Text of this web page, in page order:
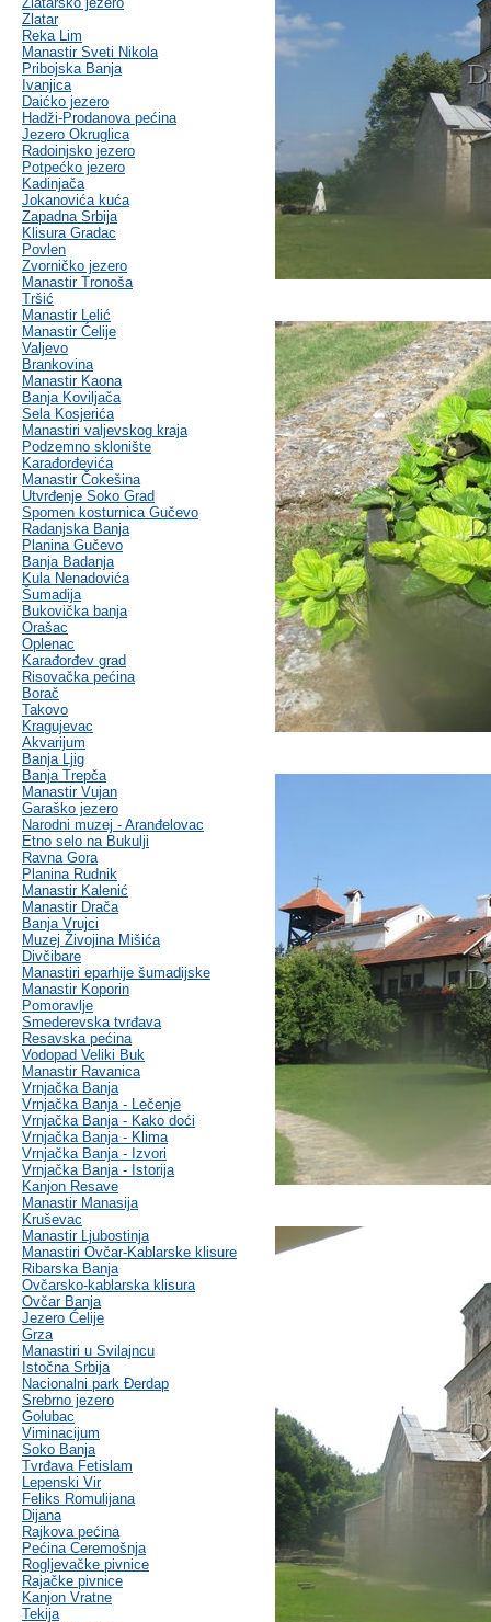
Zlatar
Reka Lim
Manastir Sveti Nikola
Pribojska Banja
Ivanjica
Daićko jezero
Hadži-Prodanova pećina
Jezero Okruglica
Radoinjsko jezero
Potpećko jezero
Kadinjača
Jokanovića kuća
Zapadna Srbija
Klisura Gradac
Povlen
Zvorničko jezero
Manastir Tronoša
Tršić
Manastir Lelić
Manastir Ćelije
Valjevo
Brankovina
Manastir Kaona
Banja Koviljača
Sela Kosjerića
Manastiri valjevskog kraja
Podzemno sklonište
Karađorđevića
Manastir Čokešina
Utvrđenje Soko Grad
Spomen kosturnica Gučevo
Radanjska Banja
Planina Gučevo
Banja Badanja
Kula Nenadovića
Šumadija
Bukovička banja
Orašac
Oplenac
Karađorđev grad
Risovačka pećina
Borač
Takovo
Kragujevac
Akvarijum
Banja Ljig
Banja Trepča
Manastir Vujan
Garaško jezero
Narodni muzej - Aranđelovac
Etno selo na Bukulji
Ravna Gora
Planina Rudnik
Manastir Kalenić
Manastir Drača
Banja Vrujci
Muzej Živojina Mišića
Divčibare
Manastiri eparhije šumadijske
Manastir Koporin
Pomoravlje
Smederevska tvrđava
Resavska pećina
Vodopad Veliki Buk
Manastir Ravanica
Vrnjačka Banja
Vrnjačka Banja - Lečenje
Vrnjačka Banja - Kako doći
Vrnjačka Banja - Klima
Vrnjačka Banja - Izvori
Vrnjačka Banja - Istorija
Kanjon Resave
Manastir Manasija
Kruševac
Manastir Ljubostinja
Manastiri Ovčar-Kablarske klisure
Ribarska Banja
Ovčarsko-kablarska klisura
Ovčar Banja
Jezero Ćelije
Grza
Manastiri u Svilajncu
Istočna Srbija
Nacionalni park Đerdap
Srebrno jezero
Golubac
Viminacijum
Soko Banja
Tvrđava Fetislam
Lepenski Vir
Feliks Romulijana
Dijana
Rajkova pećina
Pećina Ceremošnja
Rogljevačke pivnice
Rajačke pivnice
Kanjon Vratne
Tekija